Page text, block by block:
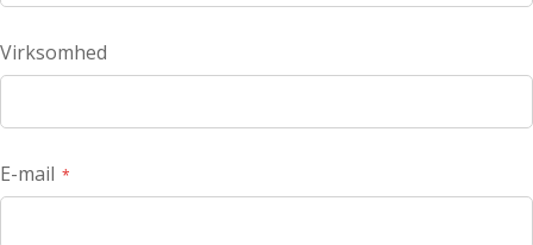
Virksomhed
E-mail